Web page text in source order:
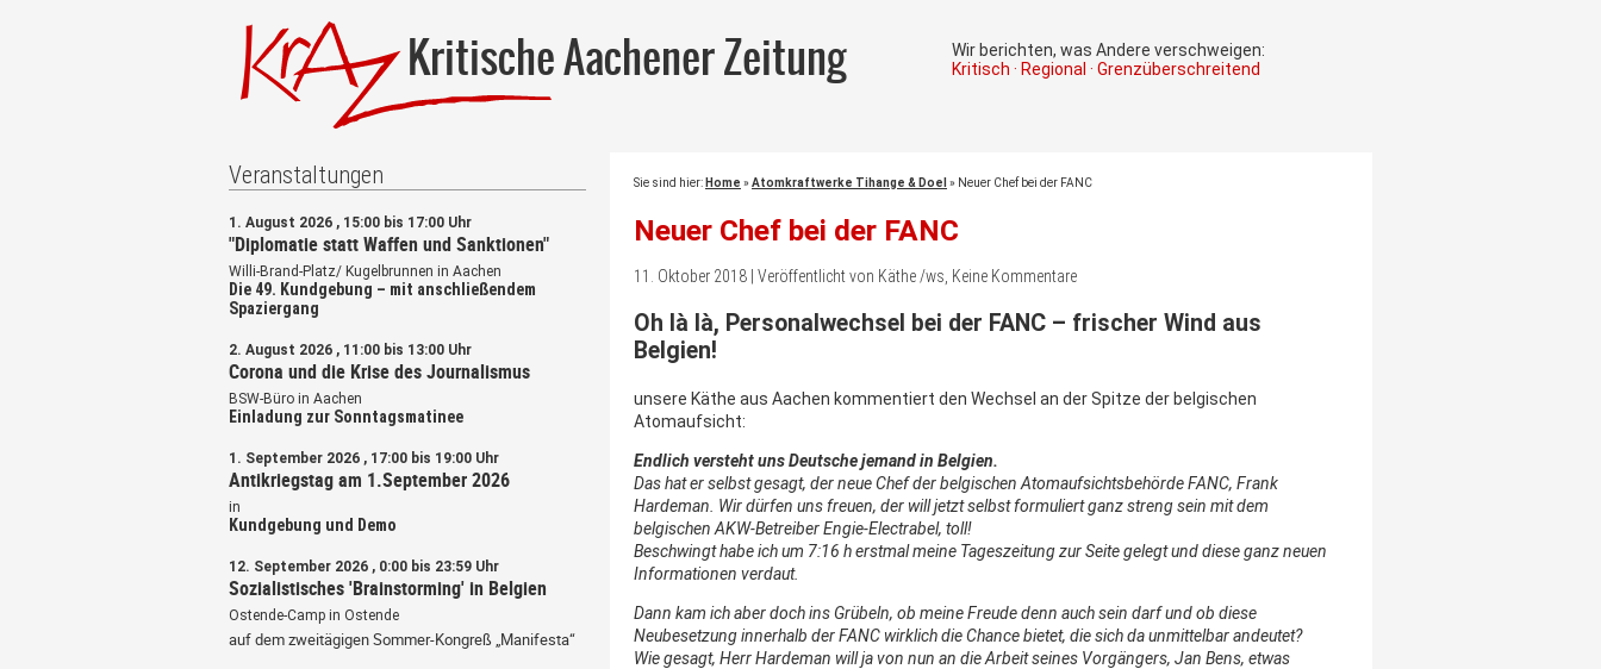
Kritische Aachener Zeitung
Wir berichten, was Andere verschweigen:
Kritisch · Regional · Grenzüberschreitend
Sie sind hier: Home » Atomkraftwerke Tihange & Doel » Neuer Chef bei der FANC
Neuer Chef bei der FANC
11. Oktober 2018 | Veröffentlicht von Käthe /ws, Keine Kommentare
Oh là là, Personalwechsel bei der FANC – frischer Wind aus
Belgien!
unsere Käthe aus Aachen kommentiert den Wechsel an der Spitze der belgischen
Atomaufsicht:
Endlich versteht uns Deutsche jemand in Belgien.
Das hat er selbst gesagt, der neue Chef der belgischen Atomaufsichtsbehörde FANC, Frank
Hardeman. Wir dürfen uns freuen, der will jetzt selbst formuliert ganz streng sein mit dem
belgischen AKW-Betreiber Engie-Electrabel, toll!
Beschwingt habe ich um 7:16 h erstmal meine Tageszeitung zur Seite gelegt und diese ganz neuen
Informationen verdaut.
Dann kam ich aber doch ins Grübeln, ob meine Freude denn auch sein darf und ob diese
Neubesetzung innerhalb der FANC wirklich die Chance bietet, die sich da unmittelbar andeutet?
Wie gesagt, Herr Hardeman will ja von nun an die Arbeit seines Vorgängers, Jan Bens, etwas
Veranstaltungen
1. August 2026 , 15:00 bis 17:00 Uhr
"Diplomatie statt Waffen und Sanktionen"
Willi-Brand-Platz/ Kugelbrunnen in Aachen
Die 49. Kundgebung – mit anschließendem
Spaziergang
2. August 2026 , 11:00 bis 13:00 Uhr
Corona und die Krise des Journalismus
BSW-Büro in Aachen
Einladung zur Sonntagsmatinee
1. September 2026 , 17:00 bis 19:00 Uhr
Antikriegstag am 1.September 2026
in
Kundgebung und Demo
12. September 2026 , 0:00 bis 23:59 Uhr
Sozialistisches 'Brainstorming' in Belgien
Ostende-Camp in Ostende
auf dem zweitägigen Sommer-Kongreß „Manifesta“